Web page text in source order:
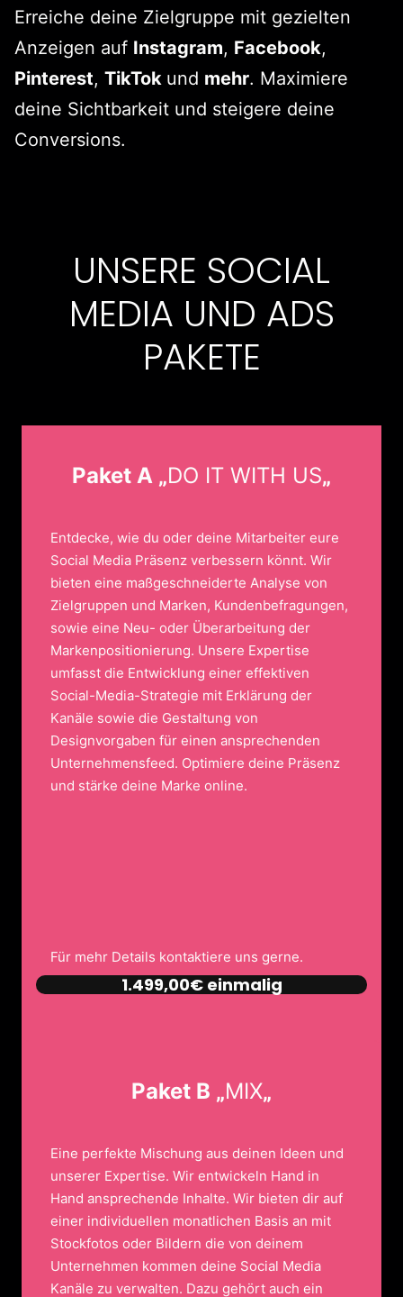
Erreiche deine Zielgruppe mit gezielten
Anzeigen auf Instagram, Facebook,
Pinterest, TikTok und mehr. Maximiere
deine Sichtbarkeit und steigere deine
Conversions.
UNSERE SOCIAL
MEDIA UND ADS
PAKETE
Paket A „DO IT WITH US„
Entdecke, wie du oder deine Mitarbeiter eure
Social Media Präsenz verbessern könnt. Wir
bieten eine maßgeschneiderte Analyse von
Zielgruppen und Marken, Kundenbefragungen,
sowie eine Neu- oder Überarbeitung der
Markenpositionierung. Unsere Expertise
umfasst die Entwicklung einer effektiven
Social-Media-Strategie mit Erklärung der
Kanäle sowie die Gestaltung von
Designvorgaben für einen ansprechenden
Unternehmensfeed. Optimiere deine Präsenz
und stärke deine Marke online.
Für mehr Details kontaktiere uns gerne.
1.499,00€ einmalig
Paket B „MIX„
Eine perfekte Mischung aus deinen Ideen und
unserer Expertise. Wir entwickeln Hand in
Hand ansprechende Inhalte. Wir bieten dir auf
einer individuellen monatlichen Basis an mit
Stockfotos oder Bildern die von deinem
Unternehmen kommen deine Social Media
Kanäle zu verwalten. Dazu gehört auch ein